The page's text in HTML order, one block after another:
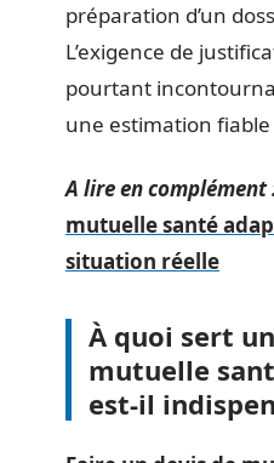
préparation d’un
L’exigence de
pourtant
une estimation
A lire en complément
mutuelle santé
situation réelle
À quoi sert
mutuelle
est-il